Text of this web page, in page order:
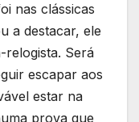
nas clássicas
a destacar, ele
relogista. Será
escapar aos
estar na
prova que